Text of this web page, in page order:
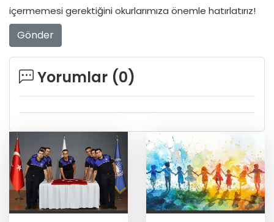
içermemesi gerektiğini okurlarımıza önemle hatırlatırız!
Gönder
Yorumlar (0)